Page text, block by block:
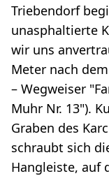
Triebendorf
unasphaltierte
wir uns
Meter nach
– Wegweiser
Muhr Nr. 13").
Graben des
schraubt sich
Hangleiste, auf